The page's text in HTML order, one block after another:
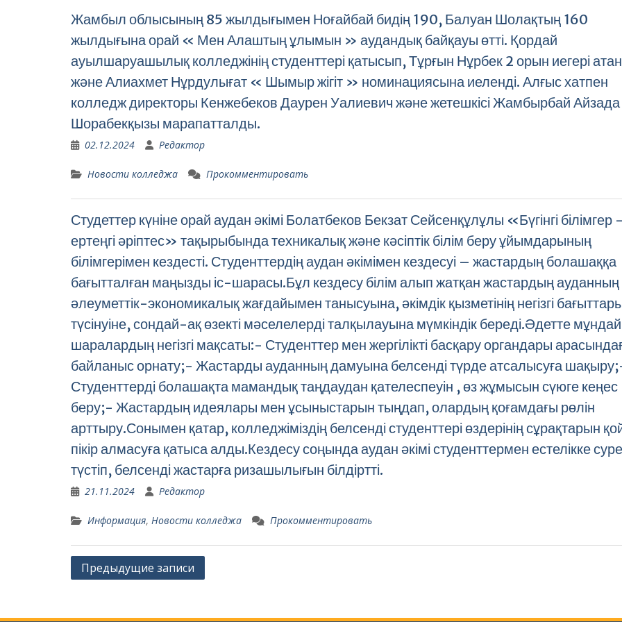
Жамбыл облысының 85 жылдығымен Ноғайбай бидің 190, Балуан Шолақтың 160
жылдығына орай « Мен Алаштың ұлымын » аудандық байқауы өтті. Қордай
ауылшаруашылық колледжінің студенттері қатысып, Тұрғын Нұрбек 2 орын иегері
және Алиахмет Нұрдулығат « Шымыр жігіт » номинациясына иеленді. Алғыс хатпен
колледж директоры Кенжебеков Даурен Уалиевич және жетешкісі Жамбырбай Айзада
Шорабекқызы марапатталды.
02.12.2024 Редактор
Новости колледжа Прокомментировать
Студеттер күніне орай аудан әкімі Болатбеков Бекзат Сейсенқұлұлы «Бүгінгі білімгер
ертеңгі әріптес» тақырыбында техникалық және кәсіптік білім беру ұйымдарының
білімгерімен кездесті. Студенттердің аудан әкімімен кездесуі – жастардың болашаққа
бағытталған маңызды іс-шарасы.Бұл кездесу білім алып жатқан жастардың ауданның
әлеуметтік-экономикалық жағдайымен танысуына, әкімдік қызметінің негізгі
түсінуіне, сондай-ақ өзекті мәселелерді талқылауына мүмкіндік береді.Әдетте
шаралардың негізгі мақсаты:- Студенттер мен жергілікті басқару органдары
байланыс орнату;- Жастарды ауданның дамуына белсенді түрде атсалысуға
Студенттерді болашақта мамандық таңдаудан қателеспеуін , өз жұмысын сүюге кеңес
беру;- Жастардың идеялары мен ұсыныстарын тыңдап, олардың қоғамдағы рөлін
арттыру.Сонымен қатар, колледжіміздің белсенді студенттері өздерінің сұрақтарын
пікір алмасуға қатыса алды.Кездесу соңында аудан әкімі студенттермен естелікке
түстіп, белсенді жастарға ризашылығын білдіртті.
21.11.2024 Редактор
Информация, Новости колледжа Прокомментировать
Навигация
Предыдущие записи